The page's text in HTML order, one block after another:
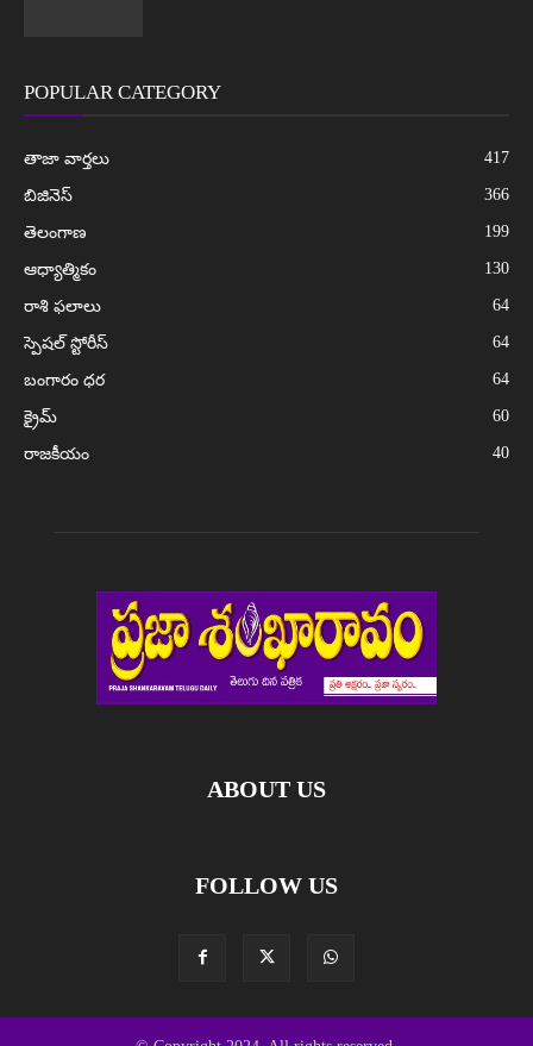
POPULAR CATEGORY
తాజా వార్తలు 417
బిజినెస్ 366
తెలంగాణ 199
ఆధ్యాత్మికం 130
రాశి ఫలాలు 64
స్పెషల్ స్టోరీస్ 64
బంగారం ధర 64
క్రైమ్ 60
రాజకీయం 40
ABOUT US
FOLLOW US